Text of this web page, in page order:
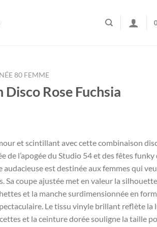
80 FEMME
Rose Fuchsia
et scintillant avec cette combinaison
de l’apogée du Studio 54 et des fêtes funky
audacieuse est destinée aux femmes qui
Sa coupe ajustée met en valeur la
et la manche surdimensionnée en
Le tissu vinyle brillant reflète la
et la ceinture dorée souligne la taille